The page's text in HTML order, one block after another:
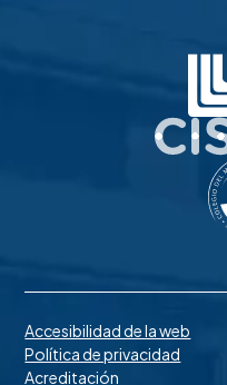
Accesibilidad de la web
Política de privacidad
Acreditación